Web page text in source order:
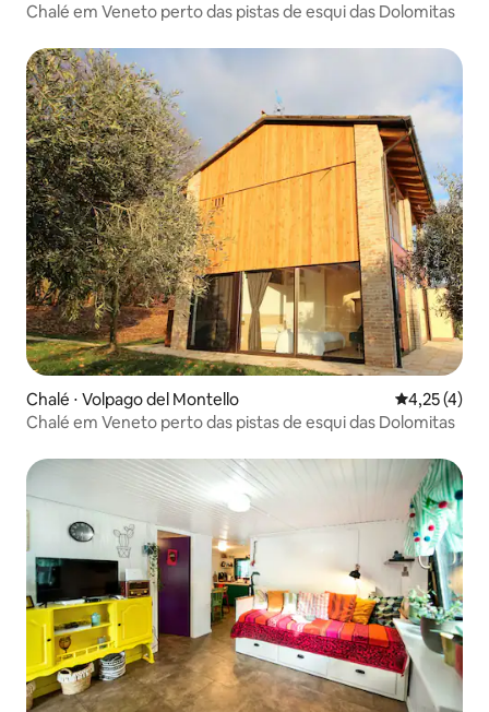
Chalé em Veneto perto das pistas de esqui das Dolomitas
Chalé ⋅ Volpago del Montello 4,25 de
4,25 (4)
Chalé em Veneto perto das pistas de esqui das Dolomitas